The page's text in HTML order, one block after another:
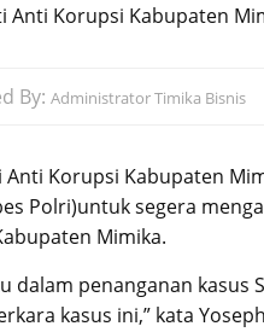
Anti Korupsi Kabupaten
By: Administrator Timika Bisnis
Anti Korupsi Kabupaten
Polri)untuk segera
Mimika.
dalam penanganan kasus
kasus ini,” kata